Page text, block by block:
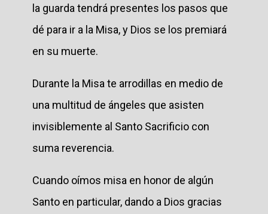
la guarda tendrá presentes los pasos que
dé para ir a la Misa, y Dios se los premiará
en su muerte.
Durante la Misa te arrodillas en medio de
una multitud de ángeles que asisten
invisiblemente al Santo Sacrificio con
suma reverencia.
Cuando oímos misa en honor de algún
Santo en particular, dando a Dios gracias